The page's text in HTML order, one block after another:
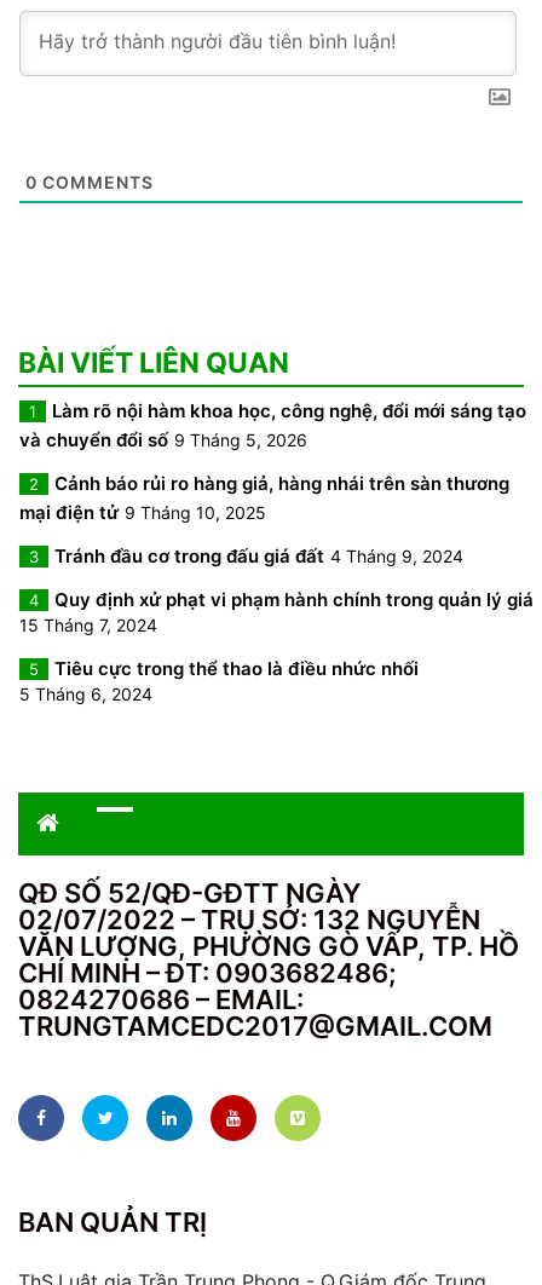
0 COMMENTS
BÀI VIẾT LIÊN QUAN
1
Làm rõ nội hàm khoa học, công nghệ, đổi mới sáng tạo
và chuyển đổi số 9 Tháng 5, 2026
2
Cảnh báo rủi ro hàng giả, hàng nhái trên sàn thương
mại điện tử 9 Tháng 10, 2025
3 Tránh đầu cơ trong đấu giá đất 4 Tháng 9, 2024
4 Quy định xử phạt vi phạm hành chính trong quản lý giá
15 Tháng 7, 2024
5 Tiêu cực trong thể thao là điều nhức nhối
5 Tháng 6, 2024
QĐ SỐ 52/QĐ-GĐTT NGÀY
02/07/2022 – TRỤ SỞ: 132 NGUYỄN
VĂN LƯỢNG, PHƯỜNG GÒ VẤP, TP. HỒ
CHÍ MINH – ĐT: 0903682486;
0824270686 – EMAIL:
TRUNGTAMCEDC2017@GMAIL.COM
BAN QUẢN TRỊ